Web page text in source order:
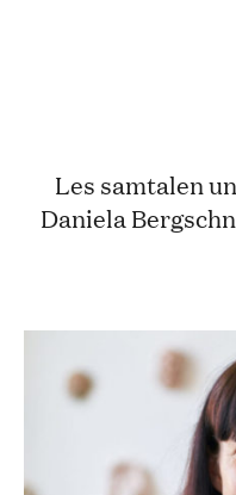
Les samtalen
Daniela